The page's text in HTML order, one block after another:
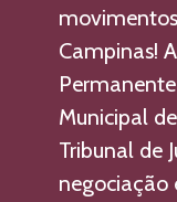
Campinas!
Municipal
Tribunal de
negociação